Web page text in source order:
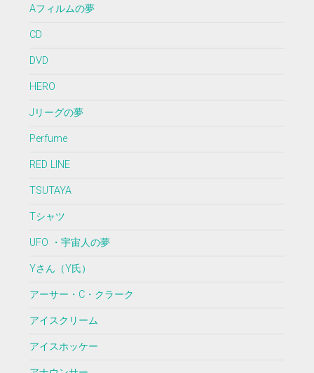
Aフィルムの夢
CD
DVD
HERO
Jリーグの夢
Perfume
RED LINE
TSUTAYA
Tシャツ
UFO ・宇宙人の夢
Yさん（Y氏）
アーサー・C・クラーク
アイスクリーム
アイスホッケー